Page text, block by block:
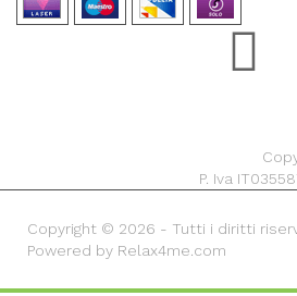
P. Iva
Copyright © 2026 - Tutti i diritti
Powered by Relax4me.com